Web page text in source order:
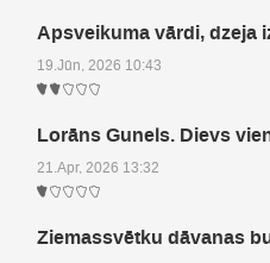
Apsveikuma vārdi, dzeja
19.Jūn, 2026 10:43
Lorāns Gunels. Dievs
21.Apr, 2026 13:32
Ziemassvētku dāvanas